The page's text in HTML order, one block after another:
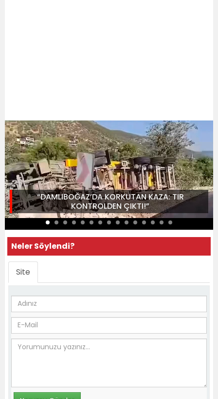
“DAMLIBOĞAZ’DA KORKUTAN KAZA: TIR
KONTROLDEN ÇIKTI!”
Neler Söylendi?
Site